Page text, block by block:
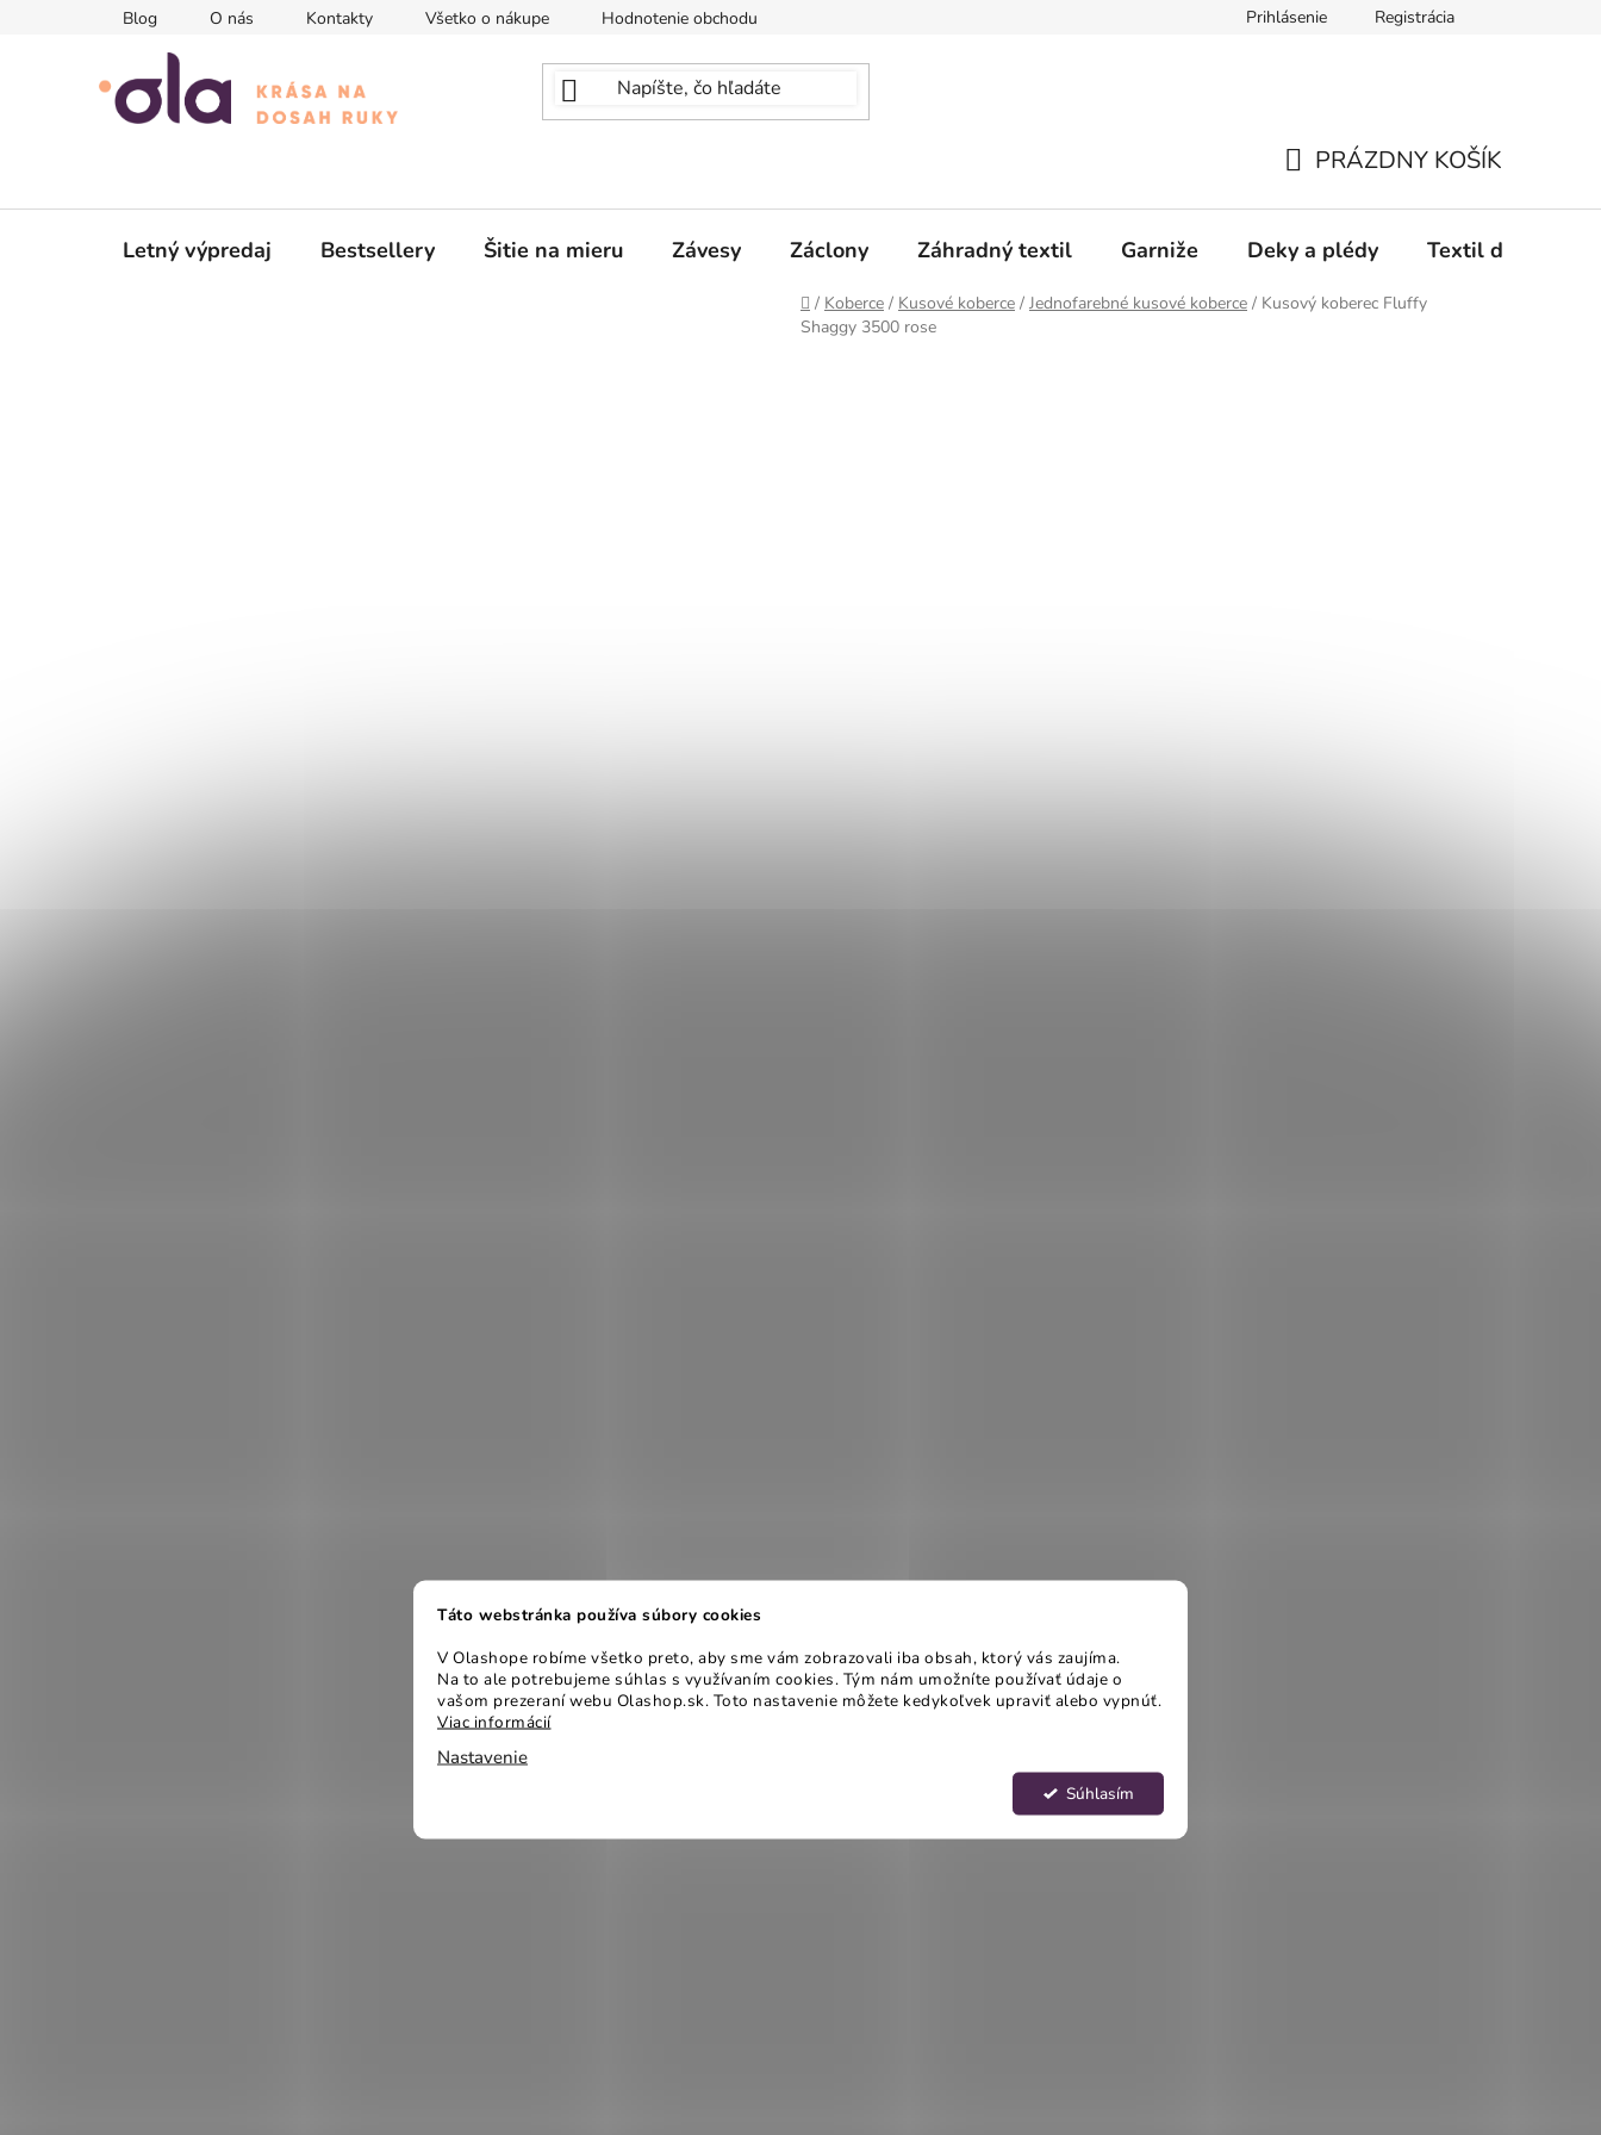
Táto webstránka používa súbory cookies
V Olashope robíme všetko preto, aby sme vám zobrazovali iba obsah, ktorý vás zaujíma.
Na to ale potrebujeme súhlas s využívaním cookies. Tým nám umožníte používať údaje o
vašom prezeraní webu Olashop.sk. Toto nastavenie môžete kedykoľvek upraviť alebo vypnúť.
Viac informácií
Nastavenie
Súhlasím
Blog O nás Kontakty Všetko o nákupe Hodnotenie obchodu Prihlásenie Registrácia
KOŠÍK
PRÁZDNY KOŠÍK
Letný výpredaj Bestsellery Šitie na mieru Závesy Záclony Záhradný textil Garniže Deky a plédy Textil do spálne
Domov
/ Koberce / Kusové koberce / Jednofarebné kusové koberce / Kusový koberec Fluffy
Shaggy 3500 rose